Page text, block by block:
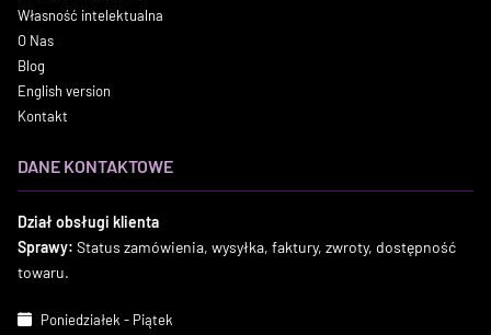
Własność intelektualna
O Nas
Blog
English version
Kontakt
DANE KONTAKTOWE
Dział obsługi klienta
Sprawy: Status zamówienia, wysyłka, faktury, zwroty, dostępność
towaru.
Poniedziałek - Piątek